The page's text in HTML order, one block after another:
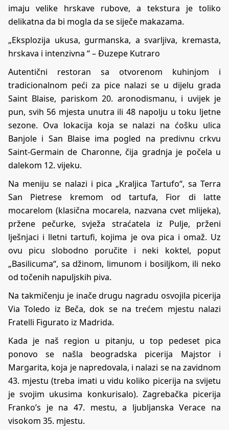
imaju velike hrskave rubove, a tekstura je toliko
delikatna da bi mogla da se siječe makazama.
„Eksplozija ukusa, gurmanska, a svarljiva, kremasta,
hrskava i intenzivna “ – Đuzepe Kutraro
Autentični restoran sa otvorenom kuhinjom i
tradicionalnom peći za pice nalazi se u dijelu grada
Saint Blaise, pariskom 20. aronodismanu, i uvijek je
pun, svih 56 mjesta unutra ili 48 napolju u toku ljetne
sezone. Ova lokacija koja se nalazi na ćošku ulica
Banjole i San Blaise ima pogled na predivnu crkvu
Saint-Germain de Charonne, čija gradnja je počela u
dalekom 12. vijeku.
Na meniju se nalazi i pica „Kraljica Tartufo“, sa Terra
San Pietrese kremom od tartufa, Fior di latte
mocarelom (klasična mocarela, nazvana cvet mlijeka),
pržene pečurke, svježa straćatela iz Pulje, prženi
lješnjaci i lletni tartufi, kojima je ova pica i omaž. Uz
ovu picu slobodno poručite i neki koktel, poput
„Basilicuma“, sa džinom, limunom i bosiljkom, ili neko
od točenih napuljskih piva.
Na takmičenju je inače drugu nagradu osvojila picerija
Via Toledo iz Beča, dok se na trećem mjestu nalazi
Fratelli Figurato iz Madrida.
Kada je naš region u pitanju, u top pedeset pica
ponovo se našla beogradska picerija Majstor i
Margarita, koja je napredovala, i nalazi se na zavidnom
43. mjestu (treba imati u vidu koliko picerija na svijetu
je svojim ukusima konkurisalo). Zagrebačka picerija
Franko’s je na 47. mestu, a ljubljanska Verace na
visokom 35. mjestu.